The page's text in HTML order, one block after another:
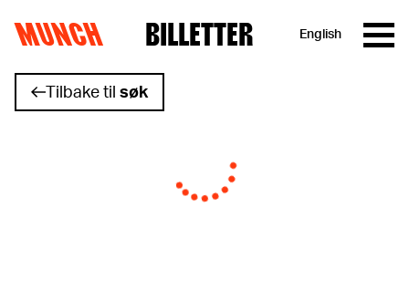
Hopp til innhold
MUNCH BILLETTER English
Tilbake til søk